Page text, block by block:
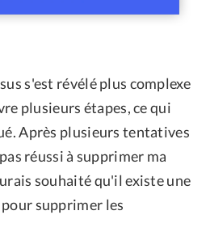
s'est révélé plus complexe
plusieurs étapes, ce qui
Après plusieurs tentatives
réussi à supprimer ma
souhaité qu'il existe une
supprimer les